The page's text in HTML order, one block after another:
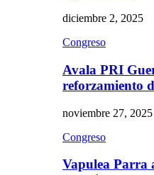
diciembre 2, 2025
Congreso
Avala PRI
reforzamiento
noviembre 27, 2025
Congreso
Vapulea Parra